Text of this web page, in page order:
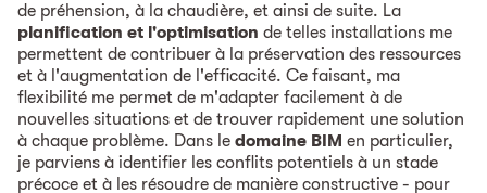
de préhension, à la chaudière, et ainsi de suite. La
planification et l'optimisation de telles installations me
permettent de contribuer à la préservation des ressources
et à l'augmentation de l'efficacité. Ce faisant, ma
flexibilité me permet de m'adapter facilement à de
nouvelles situations et de trouver rapidement une solution
à chaque problème. Dans le domaine BIM en particulier,
je parviens à identifier les conflits potentiels à un stade
précoce et à les résoudre de manière constructive - pour